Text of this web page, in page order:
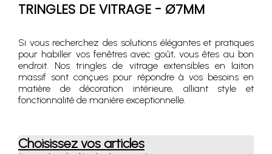
TRINGLES DE VITRAGE - Ø7MM
Si vous recherchez des solutions élégantes et pratiques
pour habiller vos fenêtres avec goût, vous êtes au bon
endroit. Nos tringles de vitrage extensibles en laiton
massif sont conçues pour répondre à vos besoins en
matière de décoration intérieure, alliant style et
fonctionnalité de manière exceptionnelle.
Choisissez vos articles